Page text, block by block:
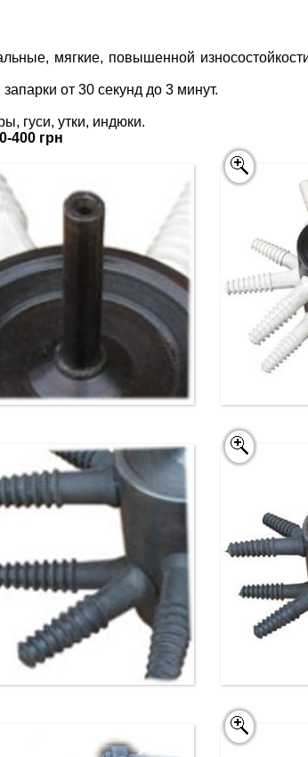
мягкие, повышенной
от 30 секунд до 3 минут.
гуси, утки, индюки.
400 грн